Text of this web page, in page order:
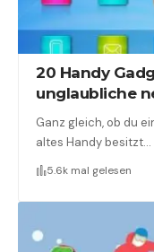
20 Handy
unglaubliche
Ganz gleich, ob du
altes Handy besitzt…
5.6k mal gelesen